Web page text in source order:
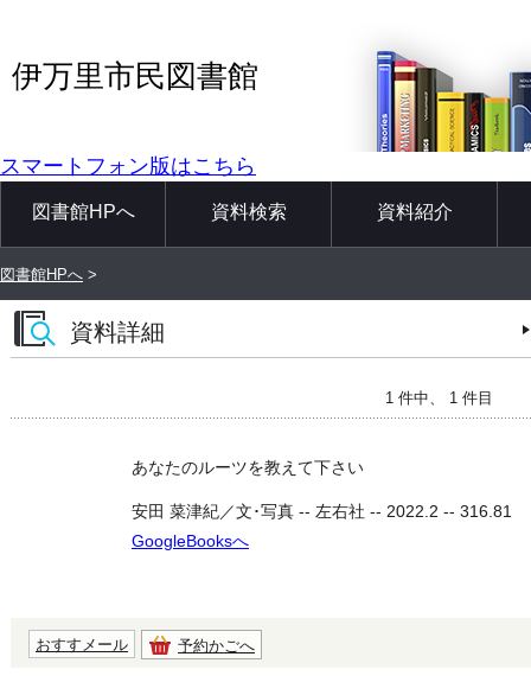
伊万里市民図書館
スマートフォン版はこちら
図書館HPへ 資料検索 資料紹介
図書館HPへ >
資料詳細
1 件中、 1 件目
あなたのルーツを教えて下さい
安田 菜津紀／文･写真 -- 左右社 -- 2022.2 -- 316.81
GoogleBooksへ
おすすメール 予約かごへ